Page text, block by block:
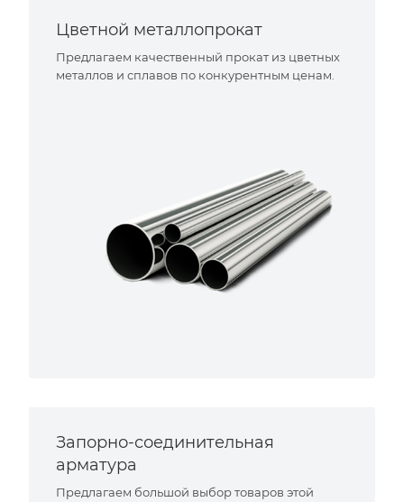
Цветной металлопрокат
Предлагаем качественный прокат из цветных
металлов и сплавов по конкурентным ценам.
Запорно-соединительная
арматура
Предлагаем большой выбор товаров этой